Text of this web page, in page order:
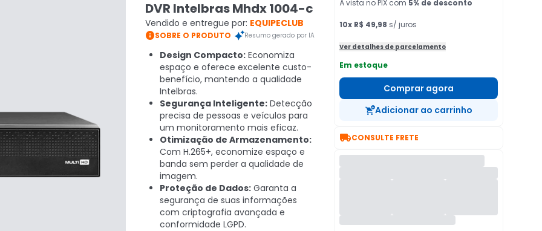
DVR Intelbras Mhdx 1004-c
Vendido e entregue por: EQUIPECLUB
SOBRE O PRODUTO Resumo gerado por IA
Design Compacto: Economiza
espaço e oferece excelente custo-
benefício, mantendo a qualidade
Intelbras.
Segurança Inteligente: Detecção
precisa de pessoas e veículos para
um monitoramento mais eficaz.
Otimização de Armazenamento:
Com H.265+, economize espaço e
banda sem perder a qualidade de
imagem.
Proteção de Dados: Garanta a
segurança de suas informações
com criptografia avançada e
conformidade LGPD.
À vista no PIX com 5% de desconto
10x R$ 49,98 s/ juros
Ver detalhes de parcelamento
Em estoque
Comprar agora
Adicionar ao carrinho
CONSULTE FRETE